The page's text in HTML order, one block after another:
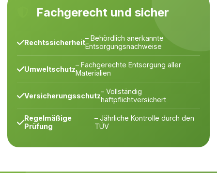
Fachgerecht und sicher
Rechtssicherheit– Behördlich anerkannte
Entsorgungsnachweise
Umweltschutz– Fachgerechte Entsorgung aller
Materialien
Versicherungsschutz– Vollständig
haftpflichtversichert
Regelmäßige
Prüfung
– Jährliche Kontrolle durch den
TÜV